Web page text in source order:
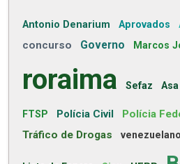
Antonio Denarium Aprovados
concurso Governo Marcos
roraima Sefaz
FTSP Polícia Civil Polícia
Tráfico de Drogas